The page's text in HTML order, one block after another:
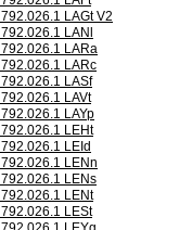
792.026.1 LAGt V2
792.026.1 LANl
792.026.1 LARa
792.026.1 LARc
792.026.1 LASf
792.026.1 LAVt
792.026.1 LAYp
792.026.1 LEHt
792.026.1 LEId
792.026.1 LENn
792.026.1 LENs
792.026.1 LENt
792.026.1 LESt